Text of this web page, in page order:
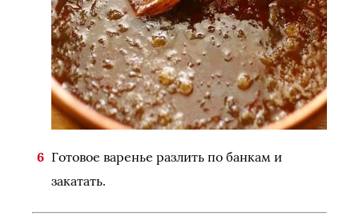
Готовое варенье разлить по банкам и
закатать.